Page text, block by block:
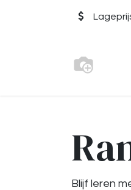
Blijf leren